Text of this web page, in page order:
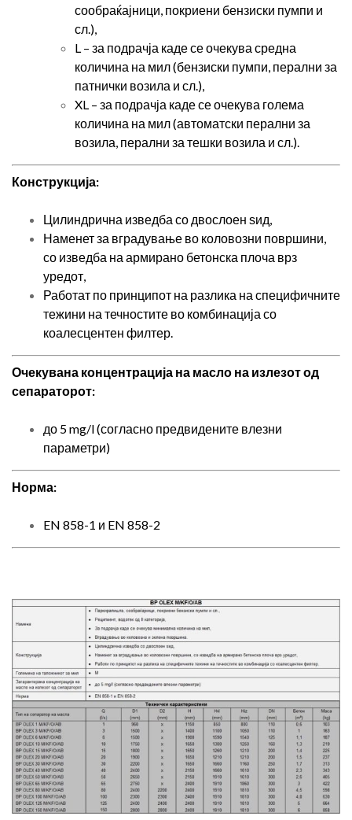
сообраќајници, покриени бензиски пумпи и
сл.),
L – за подрачја каде се очекува средна
количина на мил (бензиски пумпи, перални за
патнички возила и сл.),
XL – за подрачја каде се очекува голема
количина на мил (автоматски перални за
возила, перални за тешки возила и сл.).
Конструкција:
Цилиндрична изведба со двослоен ѕид,
Наменет за вградување во коловозни површини,
со изведба на армирано бетонска плоча врз
уредот,
Работат по принципот на разлика на специфичните
тежини на течностите во комбинација со
коалесцентен филтер.
Очекувана концентрација на масло на излезот од
сепараторот:
до 5 mg/l (согласно предвидените влезни
параметри)
Норма:
EN 858-1 и EN 858-2